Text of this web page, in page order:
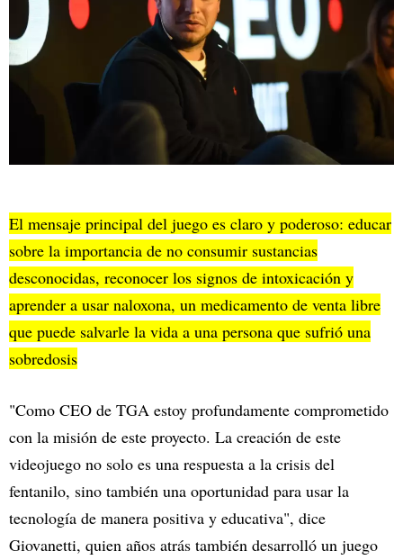
El mensaje principal del juego es claro y poderoso: educar
sobre la importancia de no consumir sustancias
desconocidas, reconocer los signos de intoxicación y
aprender a usar naloxona, un medicamento de venta libre
que puede salvarle la vida a una persona que sufrió una
sobredosis
"Como CEO de TGA estoy profundamente comprometido
con la misión de este proyecto. La creación de este
videojuego no solo es una respuesta a la crisis del
fentanilo, sino también una oportunidad para usar la
tecnología de manera positiva y educativa", dice
Giovanetti, quien años atrás también desarrolló un juego